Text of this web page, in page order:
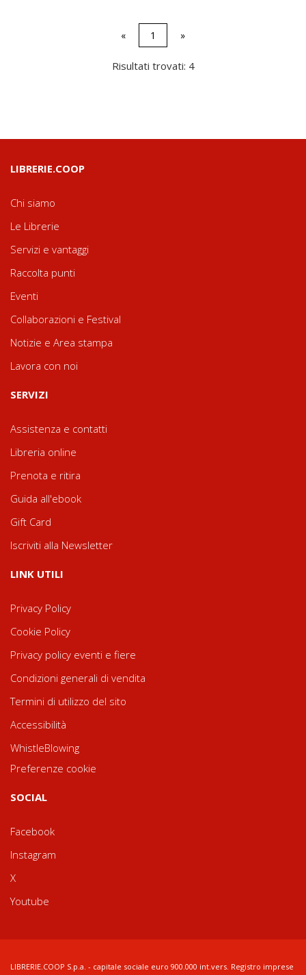
« 1 »
Risultati trovati: 4
LIBRERIE.COOP
Chi siamo
Le Librerie
Servizi e vantaggi
Raccolta punti
Eventi
Collaborazioni e Festival
Notizie e Area stampa
Lavora con noi
SERVIZI
Assistenza e contatti
Libreria online
Prenota e ritira
Guida all'ebook
Gift Card
Iscriviti alla Newsletter
LINK UTILI
Privacy Policy
Cookie Policy
Privacy policy eventi e fiere
Condizioni generali di vendita
Termini di utilizzo del sito
Accessibilità
WhistleBlowing
Preferenze cookie
SOCIAL
Facebook
Instagram
X
Youtube
LIBRERIE.COOP S.p.a. - capitale sociale euro 900.000 int.vers. Registro imprese